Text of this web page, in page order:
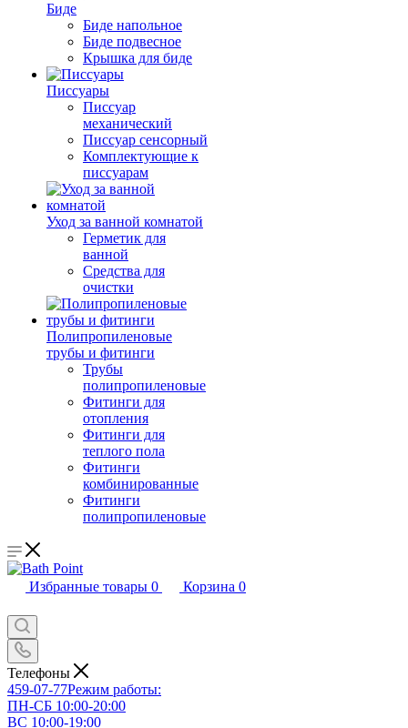
Биде
Биде напольное
Биде подвесное
Крышка для биде
Писсуары
Писсуар
механический
Писсуар сенсорный
Комплектующие к
писсуарам
Уход за ванной комнатой
Герметик для
ванной
Средства для
очистки
Полипропиленовые
трубы и фитинги
Трубы
полипропиленовые
Фитинги для
отопления
Фитинги для
теплого пола
Фитинги
комбинированные
Фитинги
полипропиленовые
Избранные товары 0 Корзина 0
Телефоны
459-07-77Режим работы:
ПН-СБ 10:00-20:00
ВС 10:00-19:00